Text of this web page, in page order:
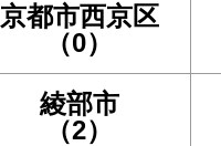
京都市西京区
（0）
綾部市
（2）